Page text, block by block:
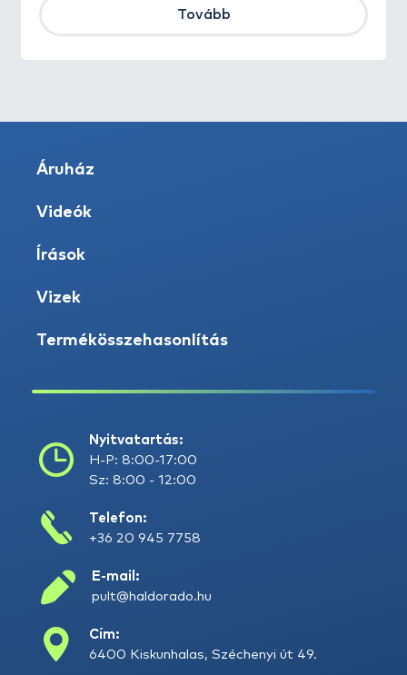
Tovább
Áruház
Videók
Írások
Vizek
Termékösszehasonlítás
Nyitvatartás:
H-P: 8:00-17:00
Sz: 8:00 - 12:00
Telefon:
+36 20 945 7758
E-mail:
pult@haldorado.hu
Cím:
6400 Kiskunhalas, Széchenyi út 49.